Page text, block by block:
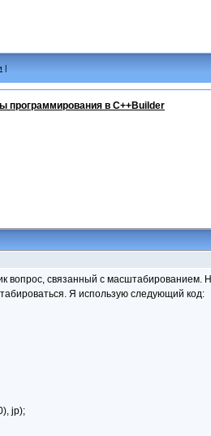
|
программирования в C++Builder
вопрос, связанный с
Я использую следующий код:
jp);